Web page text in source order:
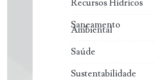
Recursos Hídricos
Saneamento
Ambiental
Saúde
Sustentabilidade